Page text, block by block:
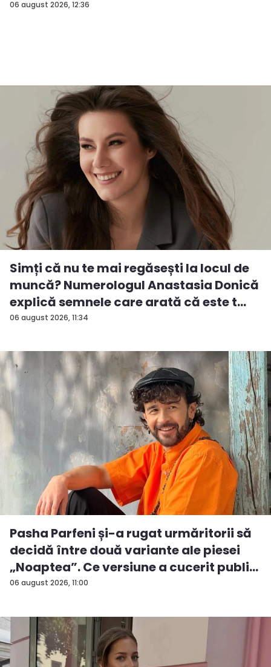
06 august 2026, 12:36
06 august 2026, 11:34
Simți că nu te mai regăsești la locul de
muncă? Numerologul Anastasia Donică
explică semnele care arată că este t...
06 august 2026, 11:00
Pasha Parfeni și-a rugat urmăritorii să
decidă între două variante ale piesei
„Noaptea”. Ce versiune a cucerit publi...